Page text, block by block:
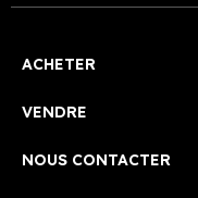
ACHETER
VENDRE
NOUS CONTACTER